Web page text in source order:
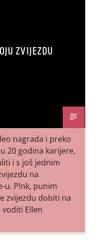
ZVIJEZDU
nagrada i preko
20 godina karijere,
i s još jednim
na
u. P!nk, punim
zvijezdu dobiti na
voditi Ellen